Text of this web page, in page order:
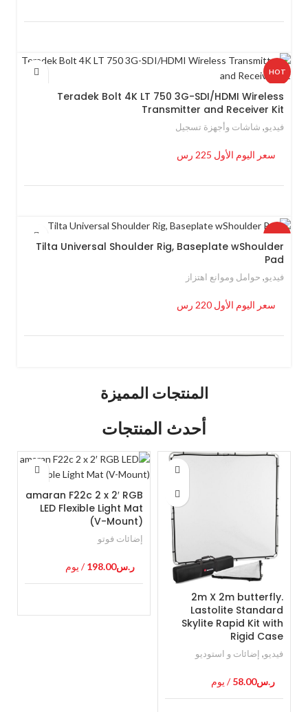
HOT
Teradek Bolt 4K LT 750 3G-SDI/HDMI Wireless
Transmitter and Receiver Kit
فيديو, شاشات وأجهزة تسجيل
سعر اليوم الأول 225 رس
HOT
Tilta Universal Shoulder Rig, Baseplate wShoulder
Pad
فيديو, حوامل وموانع اهتزاز
سعر اليوم الأول 220 رس
المنتجات المميزة
أحدث المنتجات
2m X 2m butterfly.
Lastolite Standard
Skylite Rapid Kit with
Rigid Case
فيديو, إضائات و استوديو
ر.س58.00/ يوم
amaran F22c 2 x 2′ RGB
LED Flexible Light Mat
(V-Mount)
إضائات فوتو
ر.س198.00/ يوم